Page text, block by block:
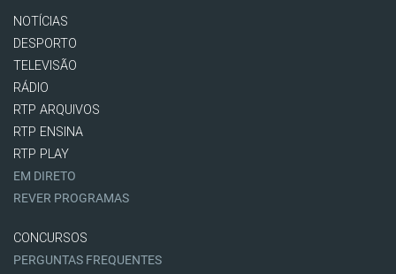
NOTÍCIAS
DESPORTO
TELEVISÃO
RÁDIO
RTP ARQUIVOS
RTP ENSINA
RTP PLAY
EM DIRETO
REVER PROGRAMAS
CONCURSOS
PERGUNTAS FREQUENTES